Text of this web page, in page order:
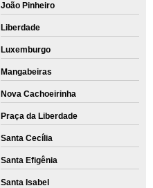
João Pinheiro
Liberdade
Luxemburgo
Mangabeiras
Nova Cachoeirinha
Praça da Liberdade
Santa Cecília
Santa Efigênia
Santa Isabel